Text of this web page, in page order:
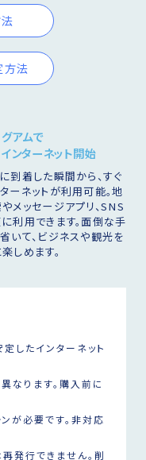
法
グアムで
インターネット開始
到着した瞬間から、すぐ
ーネットが利用可能。地
メッセージアプリ、SNS
利用できます。面倒な手
いて、ビジネスや観光を
しめます。
したインターネット
なります。購入前に
が必要です。非対応
発行できません。削